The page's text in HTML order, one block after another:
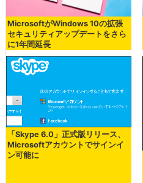
MicrosoftがWindows 10の拡張
セキュリティアップデートをさら
に1年間延長
「Skype 6.0」正式版リリース、
Microsoftアカウントでサインイ
ン可能に